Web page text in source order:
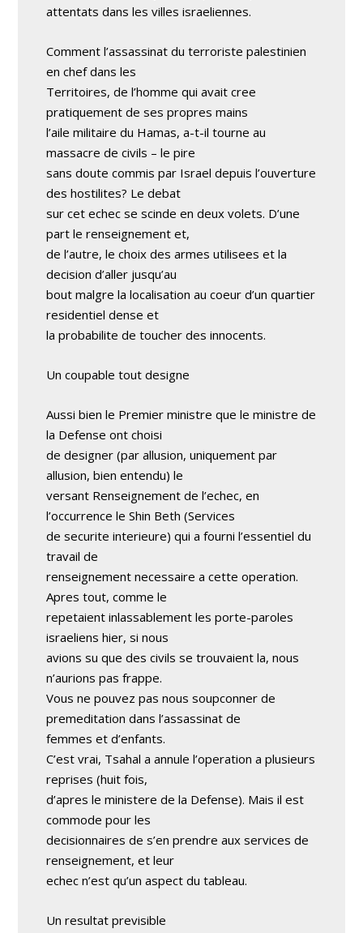
attentats dans les villes israeliennes.
Comment l’assassinat du terroriste palestinien
en chef dans les
Territoires, de l’homme qui avait cree
pratiquement de ses propres mains
l’aile militaire du Hamas, a-t-il tourne au
massacre de civils – le pire
sans doute commis par Israel depuis l’ouverture
des hostilites? Le debat
sur cet echec se scinde en deux volets. D’une
part le renseignement et,
de l’autre, le choix des armes utilisees et la
decision d’aller jusqu’au
bout malgre la localisation au coeur d’un quartier
residentiel dense et
la probabilite de toucher des innocents.
Un coupable tout designe
Aussi bien le Premier ministre que le ministre de
la Defense ont choisi
de designer (par allusion, uniquement par
allusion, bien entendu) le
versant Renseignement de l’echec, en
l’occurrence le Shin Beth (Services
de securite interieure) qui a fourni l’essentiel du
travail de
renseignement necessaire a cette operation.
Apres tout, comme le
repetaient inlassablement les porte-paroles
israeliens hier, si nous
avions su que des civils se trouvaient la, nous
n’aurions pas frappe.
Vous ne pouvez pas nous soupconner de
premeditation dans l’assassinat de
femmes et d’enfants.
C’est vrai, Tsahal a annule l’operation a plusieurs
reprises (huit fois,
d’apres le ministere de la Defense). Mais il est
commode pour les
decisionnaires de s’en prendre aux services de
renseignement, et leur
echec n’est qu’un aspect du tableau.
Un resultat previsible